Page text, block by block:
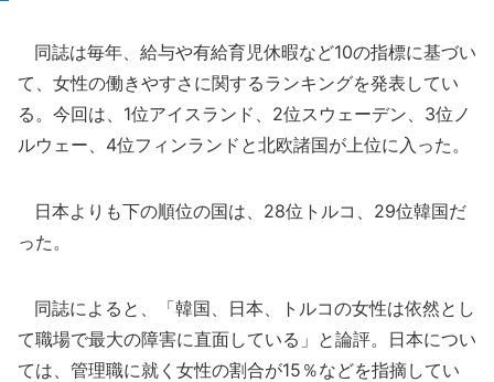
同誌は毎年、給与や有給育児休暇など10の指標に基づい
て、女性の働きやすさに関するランキングを発表してい
る。今回は、1位アイスランド、2位スウェーデン、3位ノ
ルウェー、4位フィンランドと北欧諸国が上位に入った。
日本よりも下の順位の国は、28位トルコ、29位韓国だ
った。
同誌によると、「韓国、日本、トルコの女性は依然とし
て職場で最大の障害に直面している」と論評。日本につい
ては、管理職に就く女性の割合が15％などを指摘してい